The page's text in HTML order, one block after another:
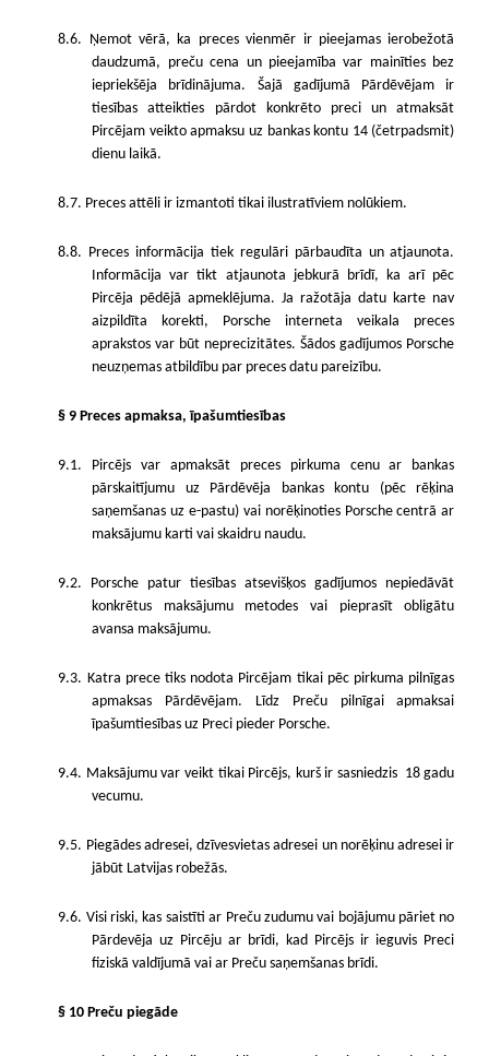
8.6. Ņemot vērā, ka preces vienmēr ir pieejamas ierobežotā
daudzumā, preču cena un pieejamība var mainīties bez
iepriekšēja brīdinājuma. Šajā gadījumā Pārdēvējam ir
tiesības atteikties pārdot konkrēto preci un atmaksāt
Pircējam veikto apmaksu uz bankas kontu 14 (četrpadsmit)
dienu laikā.
8.7. Preces attēli ir izmantoti tikai ilustratīviem nolūkiem.
8.8. Preces informācija tiek regulāri pārbaudīta un atjaunota.
Informācija var tikt atjaunota jebkurā brīdī, ka arī pēc
Pircēja pēdējā apmeklējuma. Ja ražotāja datu karte nav
aizpildīta korekti, Porsche interneta veikala preces
aprakstos var būt neprecizitātes. Šādos gadījumos Porsche
neuzņemas atbildību par preces datu pareizību.
§ 9 Preces apmaksa, īpašumtiesības
9.1. Pircējs var apmaksāt preces pirkuma cenu ar bankas
pārskaitījumu uz Pārdēvēja bankas kontu (pēc rēķina
saņemšanas uz e-pastu) vai norēķinoties Porsche centrā ar
maksājumu karti vai skaidru naudu.
9.2. Porsche patur tiesības atsevišķos gadījumos nepiedāvāt
konkrētus maksājumu metodes vai pieprasīt obligātu
avansa maksājumu.
9.3. Katra prece tiks nodota Pircējam tikai pēc pirkuma pilnīgas
apmaksas Pārdēvējam. Līdz Preču pilnīgai apmaksai
īpašumtiesības uz Preci pieder Porsche.
9.4. Maksājumu var veikt tikai Pircējs, kurš ir sasniedzis 18 gadu
vecumu.
9.5. Piegādes adresei, dzīvesvietas adresei un norēķinu adresei ir
jābūt Latvijas robežās.
9.6. Visi riski, kas saistīti ar Preču zudumu vai bojājumu pāriet no
Pārdevēja uz Pircēju ar brīdi, kad Pircējs ir ieguvis Preci
fiziskā valdījumā vai ar Preču saņemšanas brīdi.
§ 10 Preču piegāde